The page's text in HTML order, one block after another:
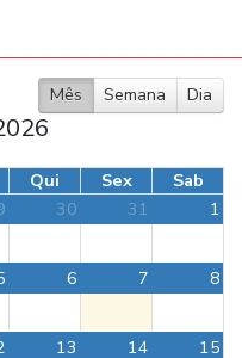
Mês Semana Dia
Qui Sex
Sab
30 31 1
6 7 8
13 14 15